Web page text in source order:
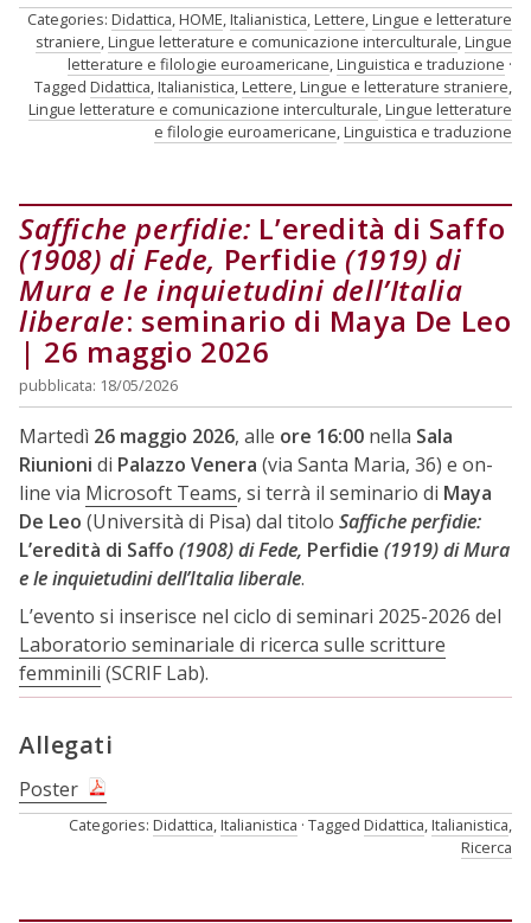
Categories: Didattica,HOME,Italianistica,Lettere,Lingue e letterature
straniere,Lingue letterature e comunicazione interculturale,Lingue
letterature e filologie euroamericane,Linguistica e traduzione
Tagged Didattica,Italianistica,Lettere,Lingue e letterature straniere,
Lingue letterature e comunicazione interculturale,Lingue letterature
e filologie euroamericane,Linguistica e traduzione
Saffiche perfidie: L’eredità di Saffo
(1908) di Fede, Perfidie (1919) di
Mura e le inquietudini dell’Italia
liberale: seminario di Maya De Leo
| 26 maggio 2026
pubblicata: 18/05/2026
Martedì 26 maggio 2026, alle ore 16:00 nella Sala
Riunioni di Palazzo Venera (via Santa Maria, 36) e on-
line via Microsoft Teams, si terrà il seminario di Maya
De Leo (Università di Pisa) dal titolo Saffiche perfidie:
L’eredità di Saffo (1908) di Fede, Perfidie (1919) di Mura
e le inquietudini dell’Italia liberale.
L’evento si inserisce nel ciclo di seminari 2025-2026 del
Laboratorio seminariale di ricerca sulle scritture
femminili (SCRIF Lab).
Allegati
Poster
Categories: Didattica,Italianistica Tagged Didattica,Italianistica,
Ricerca